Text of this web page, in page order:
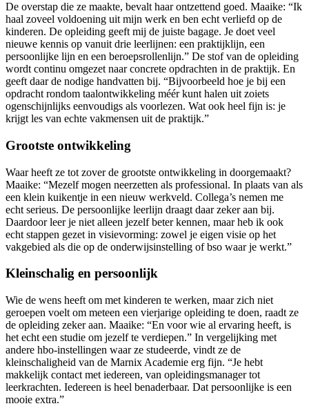
De overstap die ze maakte, bevalt haar ontzettend goed. Maaike: “Ik
haal zoveel voldoening uit mijn werk en ben echt verliefd op de
kinderen. De opleiding geeft mij de juiste bagage. Je doet veel
nieuwe kennis op vanuit drie leerlijnen: een praktijklijn, een
persoonlijke lijn en een beroepsrollenlijn.” De stof van de opleiding
wordt continu omgezet naar concrete opdrachten in de praktijk. En
geeft daar de nodige handvatten bij. “Bijvoorbeeld hoe je bij een
opdracht rondom taalontwikkeling méér kunt halen uit zoiets
ogenschijnlijks eenvoudigs als voorlezen. Wat ook heel fijn is: je
krijgt les van echte vakmensen uit de praktijk.”
Grootste ontwikkeling
Waar heeft ze tot zover de grootste ontwikkeling in doorgemaakt?
Maaike: “Mezelf mogen neerzetten als professional. In plaats van als
een klein kuikentje in een nieuw werkveld. Collega’s nemen me
echt serieus. De persoonlijke leerlijn draagt daar zeker aan bij.
Daardoor leer je niet alleen jezelf beter kennen, maar heb ik ook
echt stappen gezet in visievorming: zowel je eigen visie op het
vakgebied als die op de onderwijsinstelling of bso waar je werkt.”
Kleinschalig en persoonlijk
Wie de wens heeft om met kinderen te werken, maar zich niet
geroepen voelt om meteen een vierjarige opleiding te doen, raadt ze
de opleiding zeker aan. Maaike: “En voor wie al ervaring heeft, is
het echt een studie om jezelf te verdiepen.” In vergelijking met
andere hbo-instellingen waar ze studeerde, vindt ze de
kleinschaligheid van de Marnix Academie erg fijn. “Je hebt
makkelijk contact met iedereen, van opleidingsmanager tot
leerkrachten. Iedereen is heel benaderbaar. Dat persoonlijke is een
mooie extra.”